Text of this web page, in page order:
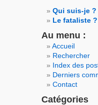
Qui suis-je ?
Le fataliste ?
Au menu :
Accueil
Rechercher
Index des
Derniers
Contact
Catégories